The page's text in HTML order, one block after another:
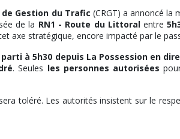
Gestion du Trafic (CRGT) a annoncé la
de la RN1 - Route du Littoralentre
axe stratégique, encore impacté par le
à 5h30 depuis La Possession en
. Seules les personnes autorisées
toléré. Les autorités insistent sur le